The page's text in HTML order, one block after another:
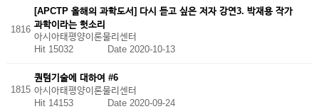
1816
[APCTP 올해의 과학도서] 다시 듣고 싶은 저자 강연3. 박재용 작가
과학이라는 헛소리
아시아태평양이론물리센터
Hit 15032
Date 2020-10-13
1815
퀀텀기술에 대하여 #6
아시아태평양이론물리센터
Hit 14153 Date 2020-09-24